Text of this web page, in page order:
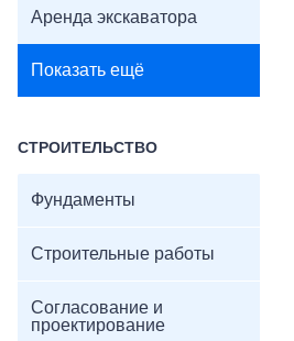
Аренда экскаватора
Показать ещё
СТРОИТЕЛЬСТВО
Фундаменты
Строительные работы
Согласование и
проектирование